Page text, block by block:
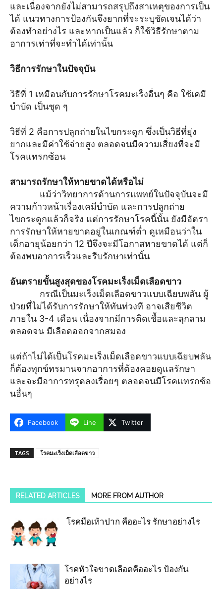
และเนื่องจากยังไม่สามารถสรุปถึงสาเหตุของการเป็น
ได้ แนวทางการป้องกันจึงยากที่จะระบุชัดเจนได้ว่า
ต้องทำอย่างไร และหากเป็นแล้ว ก็ใช้วิธีรักษาตาม
อาการเท่าที่จะทำได้เท่านั้น
วิธีการรักษาในปัจจุบัน
วิธีที่ 1 เหมือนกับการรักษาโรคมะเร็งอื่นๆ คือ ใช้เคมี
บำบัด เป็นชุด ๆ
วิธีที่ 2 คือการปลูกถ่ายในไขกระดูก ซึ่งเป็นวิธีที่ยุ่ง
ยากและมีค่าใช้จ่ายสูง ตลอดจนมีความเสี่ยงที่จะมี
โรคแทรกซ้อน
สามารถรักษาให้หายขาดได้หรือไม่
แม้ว่าวิทยาการด้านการแพทย์ในปัจจุบันจะมี
ความก้าวหน้าเรื่องเคมีบำบัด และการปลูกถ่าย
ไขกระดูกแล้วก็จริง แต่การรักษาโรคนี้นั้น ยังมีอัตรา
การรักษาให้หายขาดอยู่ในเกณฑ์ต่ำ ดูเหมือนว่าใน
เด็กอายุน้อยกว่า 12 ปีจึงจะมีโอกาสหายขาดได้ แต่ก็
ต้องพบอาการเร็วและรีบรักษาเท่านั้น
อันตรายขั้นสูงสุดของโรคมะเร็งเม็ดเลือดขาว
กรณีเป็นมะเร็งเม็ดเลือดขาวแบบเฉียบพลัน ผู้
ป่วยที่ไม่ได้รับการรักษาให้ทันท่วงที อาจเสียชีวิต
ภายใน 3-4 เดือน เนื่องจากมีการติดเชื้อและลุกลาม
ตลอดจน มีเลือดออกจากสมอง
แต่ถ้าไม่ได้เป็นโรคมะเร็งเม็ดเลือดขาวแบบเฉียบพลัน
ก็ต้องทุกข์ทรมานจากอาการที่ต้องคอยดูแลรักษา
และจะมีอาการทรุดลงเรื่อยๆ ตลอดจนมีโรคแทรกซ้อ
นอื่นๆ
Facebook Line Twitter
TAGS โรคมะเร็งเม็ดเลือดขาว
RELATED ARTICLES MORE FROM AUTHOR
โรคมือเท้าปาก คืออะไร รักษาอย่างไร
โรคหัวใจขาดเลือดคืออะไร ป้องกัน
อย่างไร